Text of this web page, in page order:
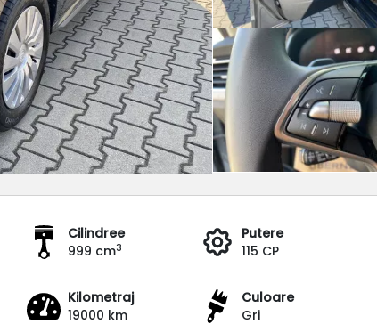
Cilindree
999 cm3
Putere
115 CP
Kilometraj
19000 km
Culoare
Gri